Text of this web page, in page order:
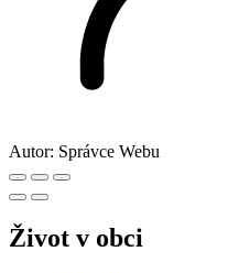
Autor: Správce Webu
Život v obci